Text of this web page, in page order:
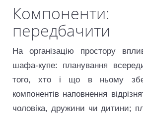
передбачити
На організацію простору
шафа-купе: планування
того, хто і що в ньому
компонентів наповнення
чоловіка, дружини чи дитини;